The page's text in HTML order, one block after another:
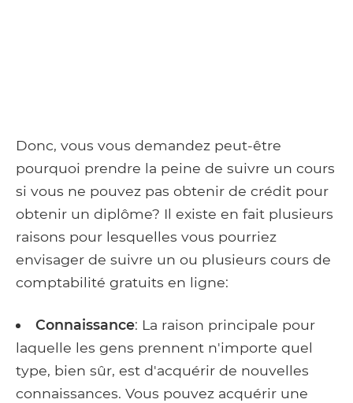
Donc, vous vous demandez peut-être
pourquoi prendre la peine de suivre un cours
si vous ne pouvez pas obtenir de crédit pour
obtenir un diplôme? Il existe en fait plusieurs
raisons pour lesquelles vous pourriez
envisager de suivre un ou plusieurs cours de
comptabilité gratuits en ligne:
Connaissance: La raison principale pour
laquelle les gens prennent n'importe quel
type, bien sûr, est d'acquérir de nouvelles
connaissances. Vous pouvez acquérir une